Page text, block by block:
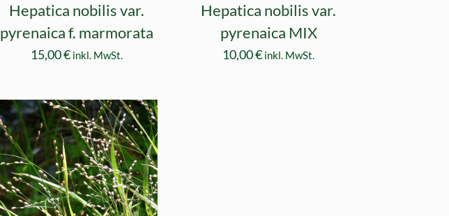
Hepatica nobilis var.
pyrenaica f. marmorata
15,00€ inkl. MwSt.
Hepatica nobilis var.
pyrenaica MIX
10,00€ inkl. MwSt.